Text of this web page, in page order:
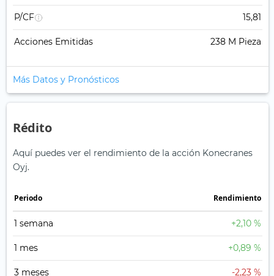
P/CF 15,81
Acciones Emitidas 238 M Pieza
Más Datos y Pronósticos
Rédito
Aquí puedes ver el rendimiento de la acción Konecranes
Oyj.
Periodo Rendimiento
1 semana +2,10 %
1 mes +0,89 %
3 meses -2,23 %